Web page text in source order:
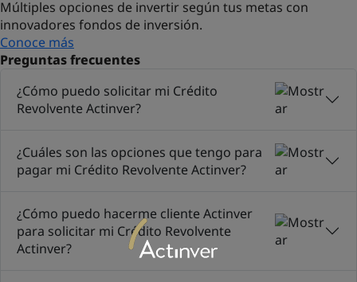
Múltiples opciones de invertir según tus metas con
innovadores fondos de inversión.
Conoce más
Preguntas frecuentes
¿Cómo puedo solicitar mi Crédito
Revolvente Actinver?
¿Cuáles son las opciones que tengo para
pagar mi Crédito Revolvente Actinver?
¿Cómo puedo hacerme cliente Actinver
para solicitar mi Crédito Revolvente
Actinver?